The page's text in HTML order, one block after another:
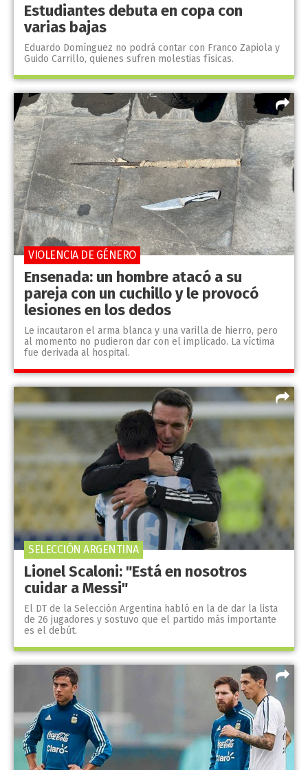
Estudiantes debuta en copa con
varias bajas
Eduardo Domínguez no podrá contar con Franco Zapiola y
Guido Carrillo, quienes sufren molestias físicas.
Ensenada: un hombre atacó a su
pareja con un cuchillo y le provocó
lesiones en los dedos
Le incautaron el arma blanca y una varilla de hierro, pero
al momento no pudieron dar con el implicado. La víctima
fue derivada al hospital.
VIOLENCIA DE GÉNERO
Lionel Scaloni: "Está en nosotros
cuidar a Messi"
El DT de la Selección Argentina habló en la de dar la lista
de 26 jugadores y sostuvo que el partido más importante
es el debút.
SELECCIÓN ARGENTINA